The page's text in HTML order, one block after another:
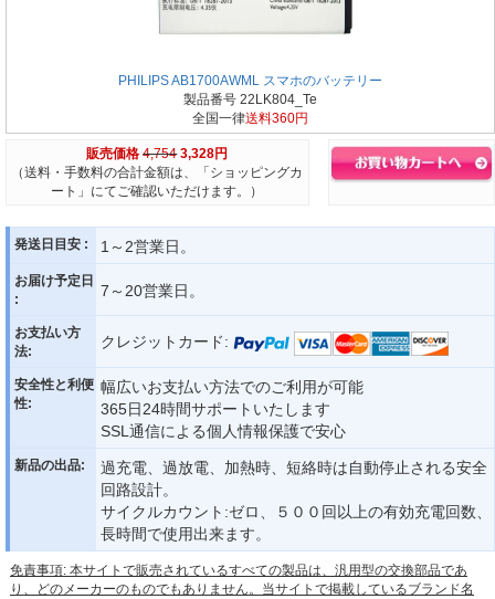
PHILIPS AB1700AWML スマホのバッテリー
製品番号 22LK804_Te
全国一律送料360円
販売価格 4,754 3,328円
（送料・手数料の合計金額は、「ショッピングカ
ート」にてご確認いただけます。）
発送日目安 : 1～2営業日。
お届け予定日
:
7～20営業日。
お支払い方
法:
クレジットカード:
安全性と利便
性:
幅広いお支払い方法でのご利用が可能
365日24時間サポートいたします
SSL通信による個人情報保護で安心
新品の出品:
過充電、過放電、加熱時、短絡時は自動停止される安全
回路設計。
サイクルカウント:ゼロ、５００回以上の有効充電回数、
長時間で使用出来ます。
免責事項: 本サイトで販売されているすべての製品は、汎用型の交換部品であ
り、どのメーカーのものでもありません。当サイトで掲載しているブランド名